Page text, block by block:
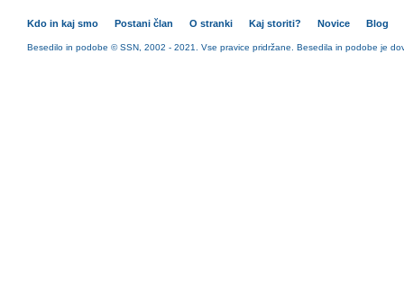
Kdo in kaj smo Postani član O stranki Kaj storiti? Novice Blog
Besedilo in podobe © SSN, 2002 - 2021. Vse pravice pridržane. Besedila in podobe je